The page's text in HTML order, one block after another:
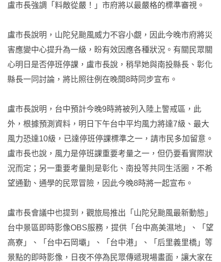
盧市長強調「料敵從嚴！」市府將以最嚴格的標準審視。
盧市長說明，山陀兒颱風威力不容小覷，因此今晚市府將災
害應變中心提升為一級，盼有效因應各種狀況。有關民眾關
心明日是否停班停課，盧市長說，稍早她與南投縣長、彰化
縣長一同討論，將比照往例在晚間8時同步宣布。
盧市長說明，台中預計今晚9時將被列入陸上警戒區，此
外，根據預測資料，明日下午台中平均風力將達7級、最大
風力恐達10級，已達停班停課標準之一，請市民多加留意。
盧市長也說，風力是停班課重要考量之一，但仍要看實際狀
況而定；另一重要考量則是彰化、南投等共同生活圈，不希
望通勤、通學的民眾冒險，因此今晚8時將一起宣布。
盧市長會議中也提到，觀旅局推出「山陀兒颱風最新動態」
台中景區即時影像OBS服務，提供「台中高美濕地」、「望
高寮」、「台中石岡壩」、「台中港」、「后里義里橋」等
景點的即時影像，日夜不停為民眾傳遞現場畫面，讓大家在